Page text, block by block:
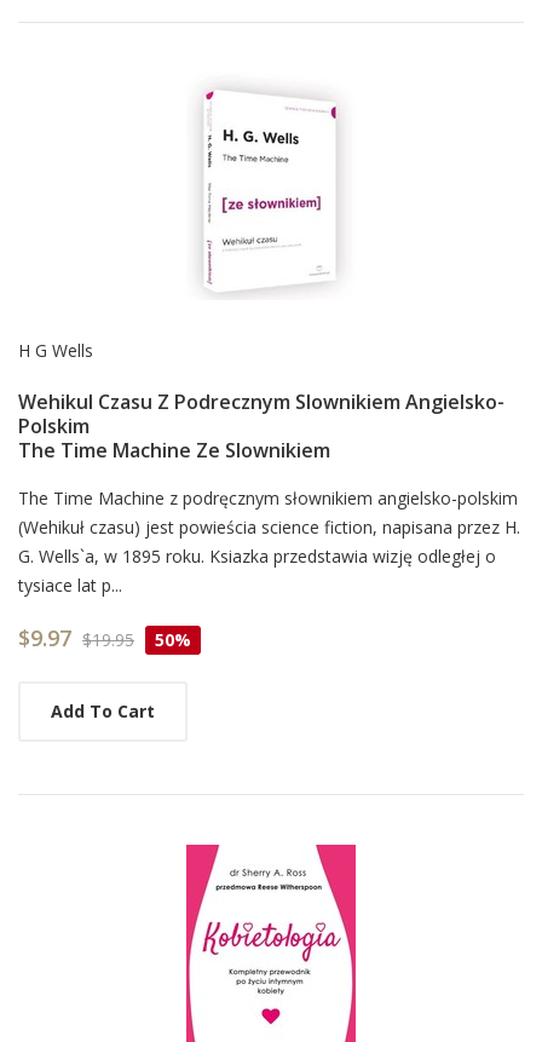
H G Wells
Wehikul Czasu Z Podrecznym Slownikiem Angielsko-
Polskim
The Time Machine Ze Slownikiem
Card
List
Article
The Time Machine z podręcznym słownikiem angielsko-polskim
(Wehikuł czasu) jest powieścia science fiction, napisana przez H.
G. Wells`a, w 1895 roku. Ksiazka przedstawia wizję odległej o
tysiace lat p...
$9.97 $19.95 50%
Add To Cart